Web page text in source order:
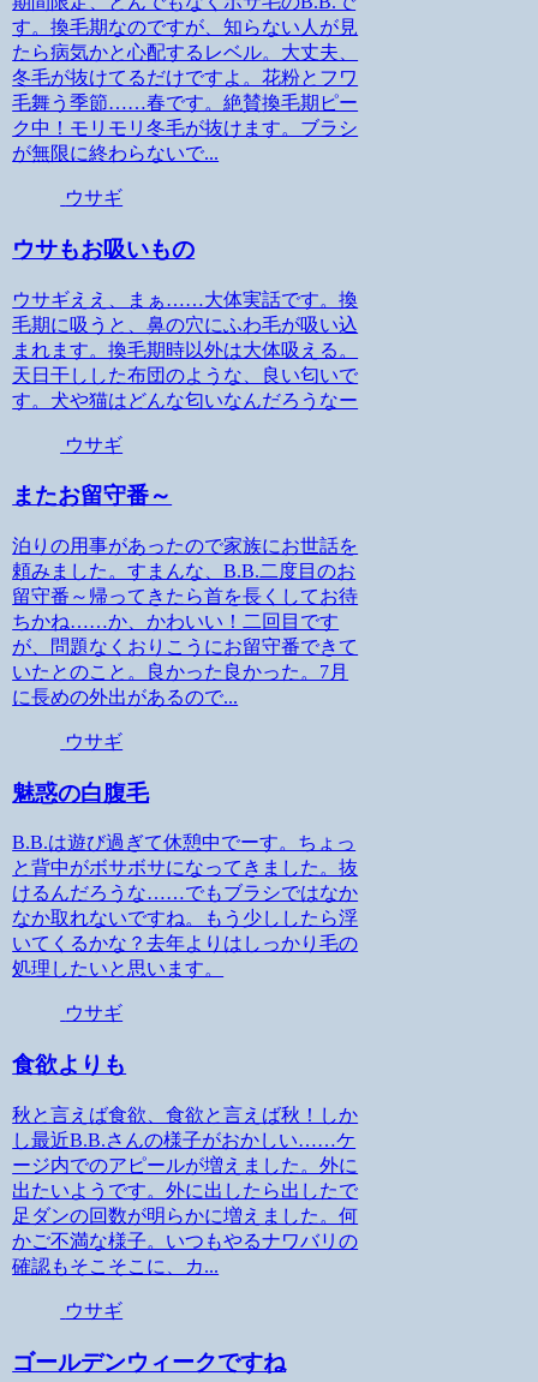
す。換毛期なのですが、知らない人が見
たら病気かと心配するレベル。大丈夫、
冬毛が抜けてるだけですよ。花粉とフワ
毛舞う季節……春です。絶賛換毛期ピー
ク中！モリモリ冬毛が抜けます。ブラシ
が無限に終わらないで...
ウサギ
ウサもお吸いもの
ウサギええ、まぁ……大体実話です。換
毛期に吸うと、鼻の穴にふわ毛が吸い込
まれます。換毛期時以外は大体吸える。
天日干しした布団のような、良い匂いで
す。犬や猫はどんな匂いなんだろうなー
ウサギ
またお留守番～
泊りの用事があったので家族にお世話を
頼みました。すまんな、B.B.二度目のお
留守番～帰ってきたら首を長くしてお待
ちかね……か、かわいい！二回目です
が、問題なくおりこうにお留守番できて
いたとのこと。良かった良かった。7月
に長めの外出があるので...
ウサギ
魅惑の白腹毛
B.B.は遊び過ぎて休憩中でーす。ちょっ
と背中がボサボサになってきました。抜
けるんだろうな……でもブラシではなか
なか取れないですね。もう少ししたら浮
いてくるかな？去年よりはしっかり毛の
処理したいと思います。
ウサギ
食欲よりも
秋と言えば食欲、食欲と言えば秋！しか
し最近B.B.さんの様子がおかしい……ケ
ージ内でのアピールが増えました。外に
出たいようです。外に出したら出したで
足ダンの回数が明らかに増えました。何
かご不満な様子。いつもやるナワバリの
確認もそこそこに、カ...
ウサギ
ゴールデンウィークですね